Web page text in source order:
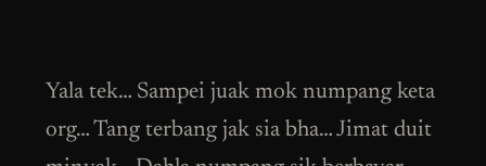
Yala tek… Sampei juak mok numpang keta
org… Tang terbang jak sia bha… Jimat duit